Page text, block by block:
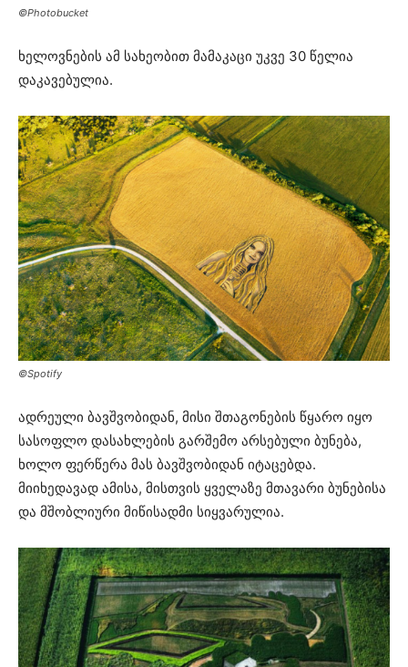
©Photobucket
ხელოვნების ამ სახეობით მამაკაცი უკვე 30 წელია
დაკავებულია.
©Spotify
ადრეული ბავშვობიდან, მისი შთაგონების წყარო იყო
სასოფლო დასახლების გარშემო არსებული ბუნება,
ხოლო ფერწერა მას ბავშვობიდან იტაცებდა.
მიიხედავად ამისა, მისთვის ყველაზე მთავარი ბუნებისა
და მშობლიური მიწისადმი სიყვარულია.